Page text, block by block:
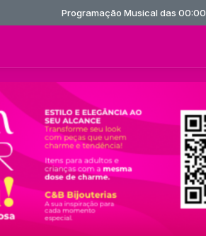
Programação Musical das 00:00 às